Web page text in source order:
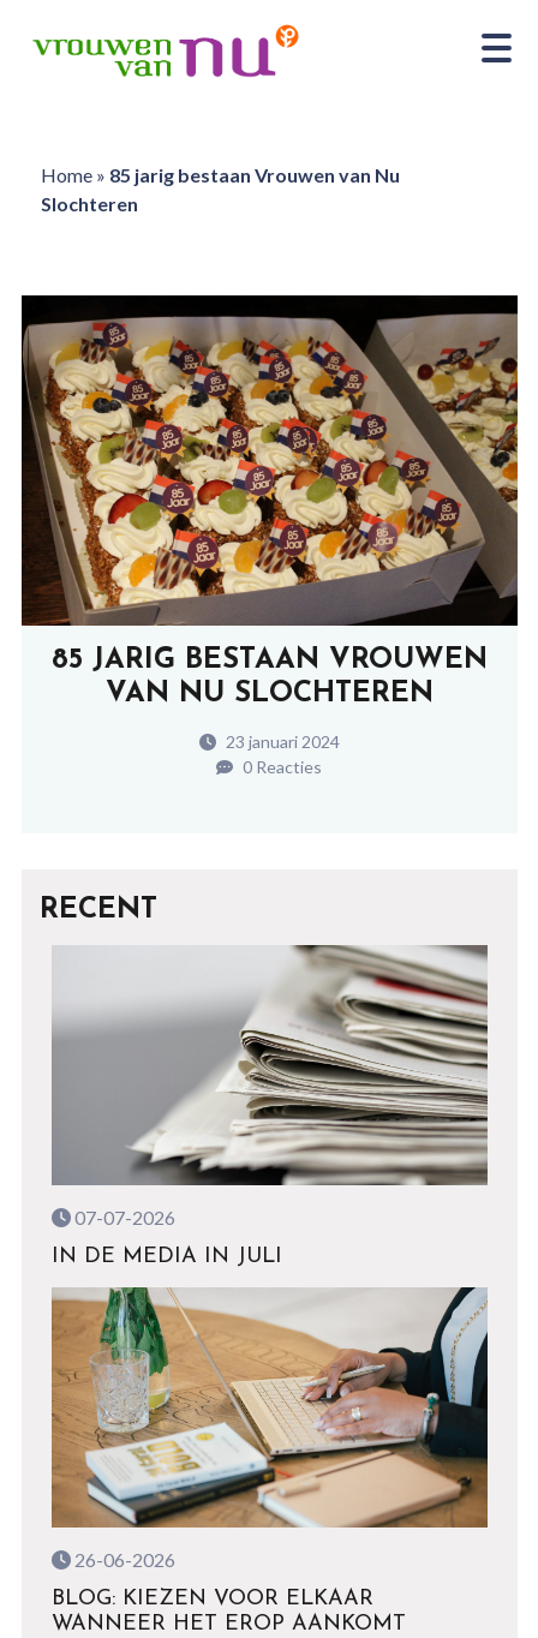
Home» 85 jarig bestaan Vrouwen van Nu
Slochteren
85 JARIG BESTAAN VROUWEN
VAN NU SLOCHTEREN
23 januari 2024
0 Reacties
RECENT
07-07-2026
IN DE MEDIA IN JULI
26-06-2026
BLOG: KIEZEN VOOR ELKAAR
WANNEER HET EROP AANKOMT